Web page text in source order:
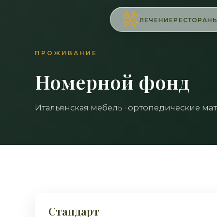
ЛЕЧЕНИЕ
ПРОЖИВАНИЕ
Номерной фонд
Итальянская мебель · ортопедические
СТАНДАРТ
Стандарт